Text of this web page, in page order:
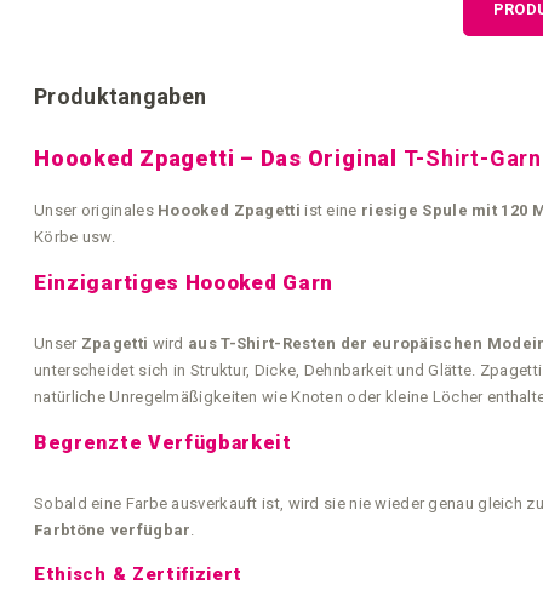
Produktangaben
Hoooked Zpagetti – Das Original T-Shirt-Garn
Unser originales Hoooked Zpagetti ist eine riesige Spule mit 120
Körbe usw.
Einzigartiges Hoooked Garn
Unser Zpagetti wird aus T-Shirt-Resten der europäischen
unterscheidet sich in Struktur, Dicke, Dehnbarkeit und Glätte.
natürliche Unregelmäßigkeiten wie Knoten oder kleine Löcher
Begrenzte Verfügbarkeit
Sobald eine Farbe ausverkauft ist, wird sie nie wieder genau gleich
Farbtöne verfügbar
Ethisch & Zertifiziert